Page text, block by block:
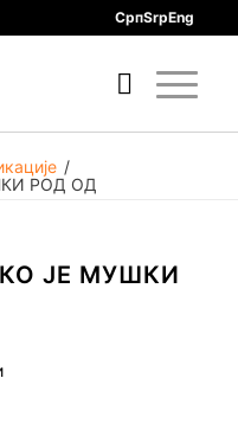
СрпSrpEng
/
РОД ОД
ЈЕ МУШКИ